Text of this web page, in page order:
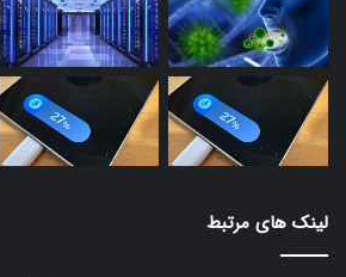
لینک های مرتبط